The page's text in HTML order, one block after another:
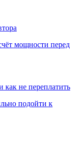
мощности перед
как не переплатить
подойти к